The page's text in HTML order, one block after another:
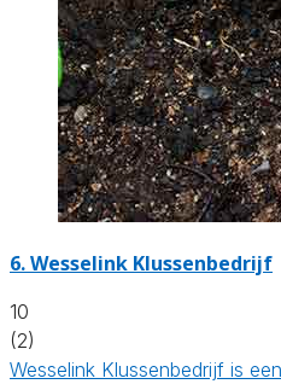
6.Wesselink Klussenbedrijf
10
(2)
Wesselink Klussenbedrijf is